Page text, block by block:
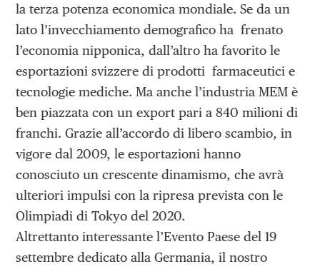
la terza potenza economica mondiale. Se da un
lato l’invecchiamento demografico ha frenato
l’economia nipponica, dall’altro ha favorito le
esportazioni svizzere di prodotti farmaceutici e
tecnologie mediche. Ma anche l’industria MEM è
ben piazzata con un export pari a 840 milioni di
franchi. Grazie all’accordo di libero scambio, in
vigore dal 2009, le esportazioni hanno
conosciuto un crescente dinamismo, che avrà
ulteriori impulsi con la ripresa prevista con le
Olimpiadi di Tokyo del 2020.
Altrettanto interessante l’Evento Paese del 19
settembre dedicato alla Germania, il nostro